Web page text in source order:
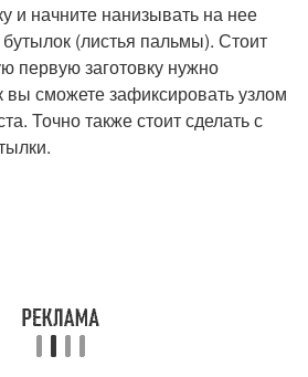
и начните нанизывать на нее
бутылок (листья пальмы). Стоит
первую заготовку нужно
вы сможете зафиксировать узлом
Точно также стоит сделать с